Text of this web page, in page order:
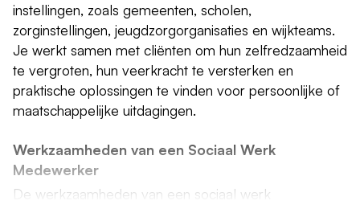
instellingen, zoals gemeenten, scholen,
zorginstellingen, jeugdzorgorganisaties en wijkteams.
Je werkt samen met cliënten om hun zelfredzaamheid
te vergroten, hun veerkracht te versterken en
praktische oplossingen te vinden voor persoonlijke of
maatschappelijke uitdagingen.
Werkzaamheden van een Sociaal Werk
Medewerker
De werkzaamheden van een sociaal werk